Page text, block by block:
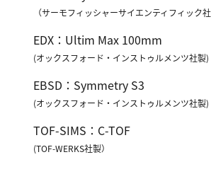
（サーモフィッシャーサイエンティフィック社
EDX：Ultim Max 100mm
(オックスフォード・インストゥルメンツ社製)
EBSD：Symmetry S3
(オックスフォード・インストゥルメンツ社製)
TOF-SIMS：C-TOF
(TOF-WERKS社製）